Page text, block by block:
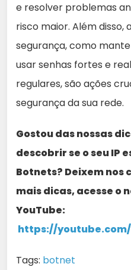
e resolver problemas
risco maior. Além
segurança, como
usar senhas fortes e
regulares, são ações
segurança da sua rede.
Gostou das nossas
descobrir se o seu IP
Botnets? Deixem
mais dicas, acesse o
YouTube:
https://
Tags: botnet